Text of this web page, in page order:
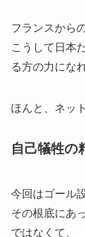
フランスから
こうして日本
る方の力にな
ほんと、ネッ
自己犠牲の
今回はゴール
その根底にあ
ではなくて、